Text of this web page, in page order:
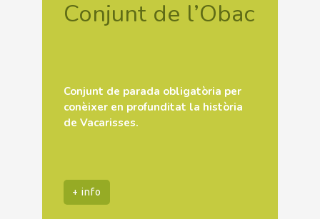
Conjunt de l’Obac
Conjunt de parada obligatòria per
conèixer en profunditat la història
de Vacarisses.
+ info